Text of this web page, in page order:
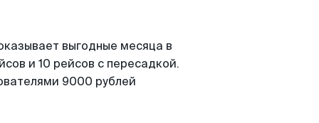
выгодные месяца в
и 10 рейсов с пересадкой.
9000 рублей